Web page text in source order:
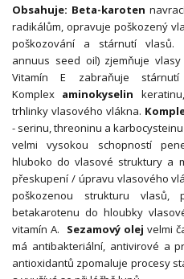
Obsahuje: Beta-karoten
radikálům, opravuje poškozený
poškozování a stárnutí vlasů.
annuus seed oil) zjemňuje
Vitamín E zabraňuje
Komplex aminokyselin
trhlinky vlasového vlákna.
- serinu, threoninu a
velmi vysokou schopností
hluboko do vlasové struktury a
přeskupení / úpravu vlasového
poškozenou strukturu vlasů,
betakarotenu do hloubky
vitamín A. Sezamový olej velmi
má antibakteriální, antivirové a
antioxidantů zpomaluje procesy